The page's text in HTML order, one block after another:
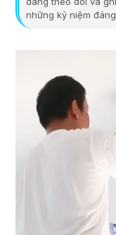
những kỷ niệm